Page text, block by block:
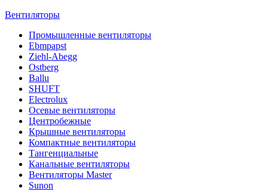
Вентиляторы
Промышленные вентиляторы
Ebmpapst
Ziehl-Abegg
Ostberg
Ballu
SHUFT
Electrolux
Осевые вентиляторы
Центробежные
Крышные вентиляторы
Компактные вентиляторы
Тангенциальные
Канальные вентиляторы
Вентиляторы Master
Sunon